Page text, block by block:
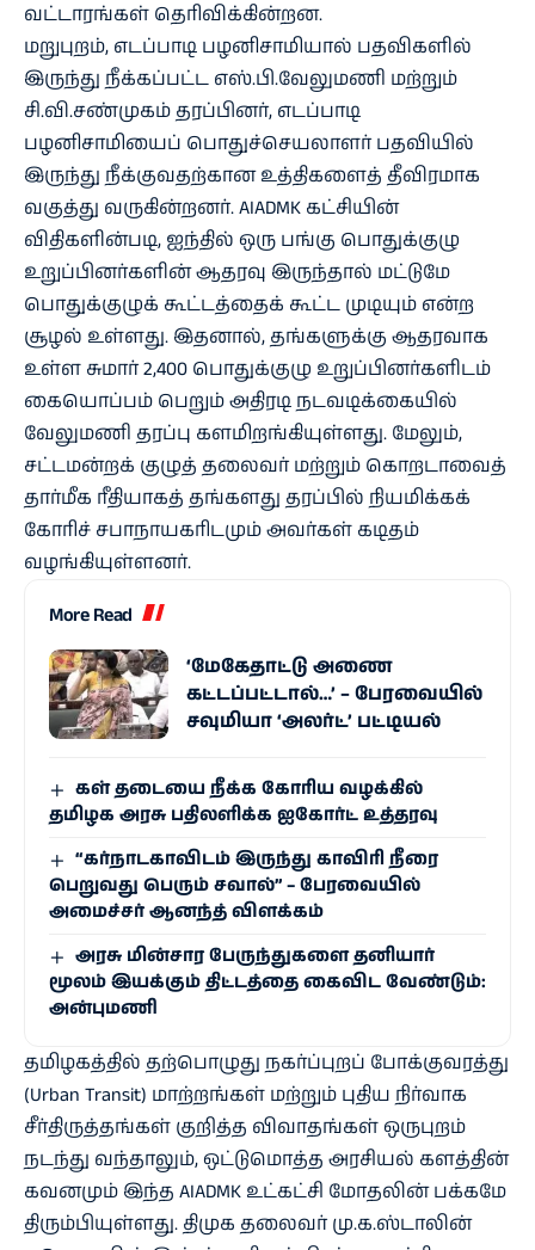
வட்டாரங்கள் தெரிவிக்கின்றன.
மறுபுறம், எடப்பாடி பழனிசாமியால் பதவிகளில்
இருந்து நீக்கப்பட்ட எஸ்.பி.வேலுமணி மற்றும்
சி.வி.சண்முகம் தரப்பினர், எடப்பாடி
பழனிசாமியைப் பொதுச்செயலாளர் பதவியில்
இருந்து நீக்குவதற்கான உத்திகளைத் தீவிரமாக
வகுத்து வருகின்றனர். AIADMK கட்சியின்
விதிகளின்படி, ஐந்தில் ஒரு பங்கு பொதுக்குழு
உறுப்பினர்களின் ஆதரவு இருந்தால் மட்டுமே
பொதுக்குழுக் கூட்டத்தைக் கூட்ட முடியும் என்ற
சூழல் உள்ளது. இதனால், தங்களுக்கு ஆதரவாக
உள்ள சுமார் 2,400 பொதுக்குழு உறுப்பினர்களிடம்
கையொப்பம் பெறும் அதிரடி நடவடிக்கையில்
வேலுமணி தரப்பு களமிறங்கியுள்ளது. மேலும்,
சட்டமன்றக் குழுத் தலைவர் மற்றும் கொறடாவைத்
தார்மீக ரீதியாகத் தங்களது தரப்பில் நியமிக்கக்
கோரிச் சபாநாயகரிடமும் அவர்கள் கடிதம்
வழங்கியுள்ளனர்.
More Read
‘மேகேதாட்டு அணை
கட்டப்பட்டால்…’ – பேரவையில்
சவுமியா ‘அலர்ட்’ பட்டியல்
கள் தடையை நீக்க கோரிய வழக்கில்
தமிழக அரசு பதிலளிக்க ஐகோர்ட் உத்தரவு
“கர்நாடகாவிடம் இருந்து காவிரி நீரை
பெறுவது பெரும் சவால்” – பேரவையில்
அமைச்சர் ஆனந்த் விளக்கம்
அரசு மின்சார பேருந்துகளை தனியார்
மூலம் இயக்கும் திட்டத்தை கைவிட வேண்டும்:
அன்புமணி
தமிழகத்தில் தற்பொழுது நகர்ப்புறப் போக்குவரத்து
(Urban Transit) மாற்றங்கள் மற்றும் புதிய நிர்வாக
சீர்திருத்தங்கள் குறித்த விவாதங்கள் ஒருபுறம்
நடந்து வந்தாலும், ஒட்டுமொத்த அரசியல் களத்தின்
கவனமும் இந்த AIADMK உட்கட்சி மோதலின் பக்கமே
திரும்பியுள்ளது. திமுக தலைவர் மு.க.ஸ்டாலின்